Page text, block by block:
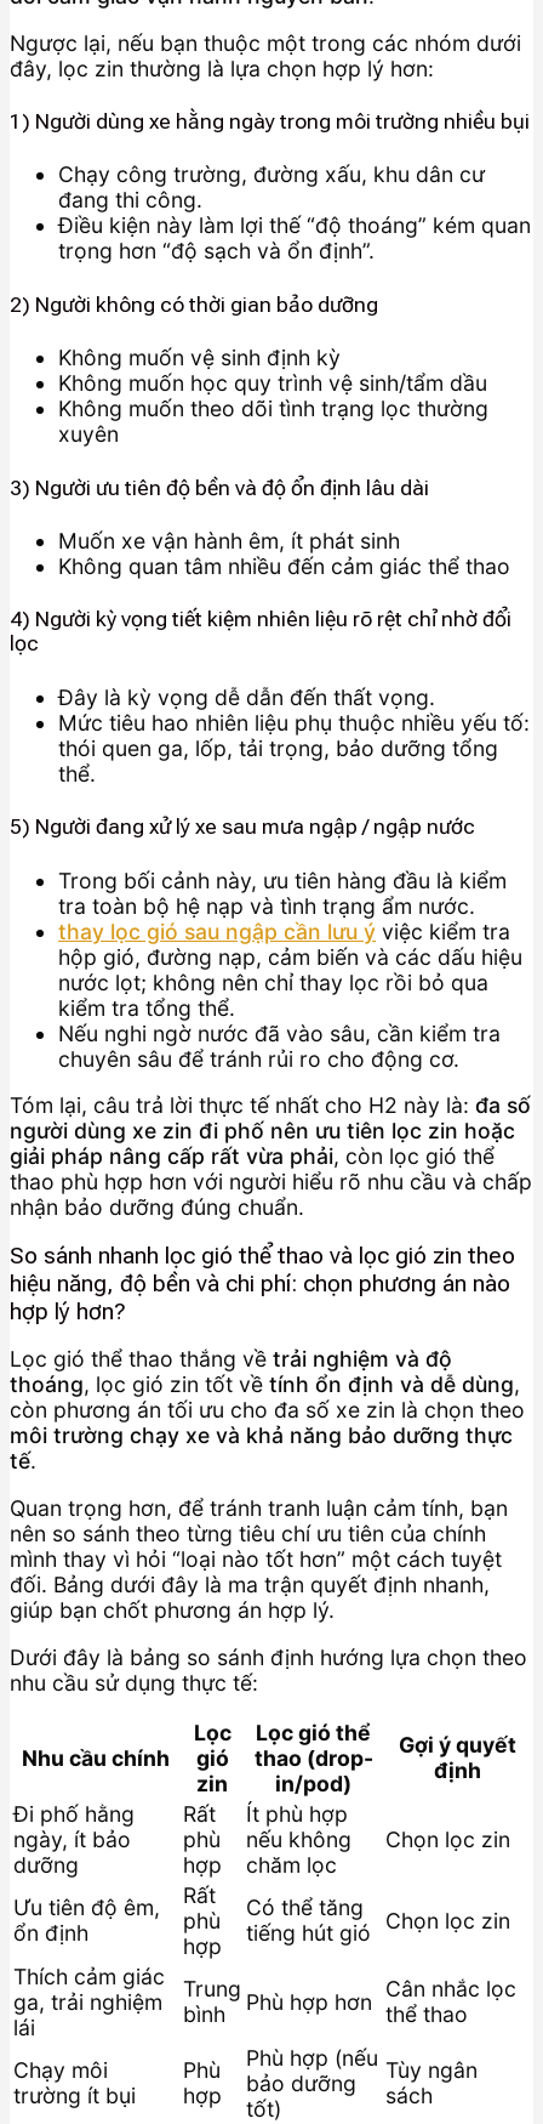
Ngược lại, nếu bạn thuộc một trong các nhóm dưới
đây, lọc zin thường là lựa chọn hợp lý hơn:
1) Người dùng xe hằng ngày trong môi trường nhiều bụi
Chạy công trường, đường xấu, khu dân cư
đang thi công.
Điều kiện này làm lợi thế “độ thoáng” kém quan
trọng hơn “độ sạch và ổn định”.
2) Người không có thời gian bảo dưỡng
Không muốn vệ sinh định kỳ
Không muốn học quy trình vệ sinh/tẩm dầu
Không muốn theo dõi tình trạng lọc thường
xuyên
3) Người ưu tiên độ bền và độ ổn định lâu dài
Muốn xe vận hành êm, ít phát sinh
Không quan tâm nhiều đến cảm giác thể thao
4) Người kỳ vọng tiết kiệm nhiên liệu rõ rệt chỉ nhờ đổi
lọc
Đây là kỳ vọng dễ dẫn đến thất vọng.
Mức tiêu hao nhiên liệu phụ thuộc nhiều yếu tố:
thói quen ga, lốp, tải trọng, bảo dưỡng tổng
thể.
5) Người đang xử lý xe sau mưa ngập / ngập nước
Trong bối cảnh này, ưu tiên hàng đầu là kiểm
tra toàn bộ hệ nạp và tình trạng ẩm nước.
thay lọc gió sau ngập cần lưu ý việc kiểm tra
hộp gió, đường nạp, cảm biến và các dấu hiệu
nước lọt; không nên chỉ thay lọc rồi bỏ qua
kiểm tra tổng thể.
Nếu nghi ngờ nước đã vào sâu, cần kiểm tra
chuyên sâu để tránh rủi ro cho động cơ.
Tóm lại, câu trả lời thực tế nhất cho H2 này là: đa số
người dùng xe zin đi phố nên ưu tiên lọc zin hoặc
giải pháp nâng cấp rất vừa phải, còn lọc gió thể
thao phù hợp hơn với người hiểu rõ nhu cầu và chấp
nhận bảo dưỡng đúng chuẩn.
So sánh nhanh lọc gió thể thao và lọc gió zin theo
hiệu năng, độ bền và chi phí: chọn phương án nào
hợp lý hơn?
Lọc gió thể thao thắng về trải nghiệm và độ
thoáng, lọc gió zin tốt về tính ổn định và dễ dùng,
còn phương án tối ưu cho đa số xe zin là chọn theo
môi trường chạy xe và khả năng bảo dưỡng thực
tế.
Quan trọng hơn, để tránh tranh luận cảm tính, bạn
nên so sánh theo từng tiêu chí ưu tiên của chính
mình thay vì hỏi “loại nào tốt hơn” một cách tuyệt
đối. Bảng dưới đây là ma trận quyết định nhanh,
giúp bạn chốt phương án hợp lý.
Dưới đây là bảng so sánh định hướng lựa chọn theo
nhu cầu sử dụng thực tế:
Nhu cầu chính
Lọc
gió
zin
Lọc gió thể
thao (drop-
in/pod)
Gợi ý quyết
định
Đi phố hằng
ngày, ít bảo
dưỡng
Rất
phù
hợp
Ít phù hợp
nếu không
chăm lọc
Chọn lọc zin
Ưu tiên độ êm,
ổn định
Rất
phù
hợp
Có thể tăng
tiếng hút gió
Chọn lọc zin
Thích cảm giác
ga, trải nghiệm
lái
Trung
bình
Phù hợp hơn
Cân nhắc lọc
thể thao
Chạy môi
trường ít bụi
Phù
hợp
Phù hợp (nếu
bảo dưỡng
tốt)
Tùy ngân
sách